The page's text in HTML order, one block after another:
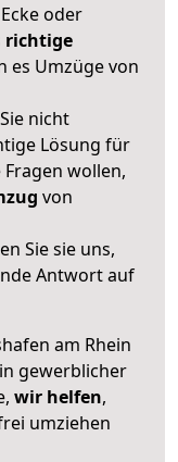
oder
richtige
es Umzüge von
nicht
Lösung für
wollen,
von
Sie sie uns,
Antwort auf
am Rhein
gewerblicher
wir helfen,
umziehen